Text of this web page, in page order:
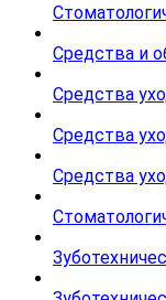
Средства и
Средства
Средства
Средства